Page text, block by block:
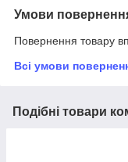
Умови
Повернення товару
Всі умови
Подібні товари